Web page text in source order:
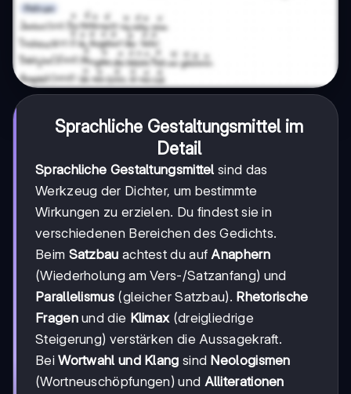
Sprachliche Gestaltungsmittel im
Detail
Sprachliche Gestaltungsmittel sind das
Werkzeug der Dichter, um bestimmte
Wirkungen zu erzielen. Du findest sie in
verschiedenen Bereichen des Gedichts.
Beim Satzbau achtest du aufAnaphern
(Wiederholung am Vers-/Satzanfang) und
Parallelismus(gleicher Satzbau). Rhetorische
Fragenund die Klimax(dreigliedrige
Steigerung) verstärken die Aussagekraft.
BeiWortwahl und Klang sind Neologismen
(Wortneuschöpfungen) und Alliterationen